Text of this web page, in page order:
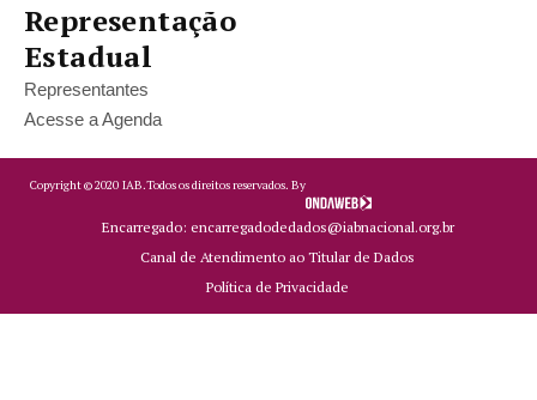
Representação
Estadual
Representantes
Acesse a Agenda
Copyright ©2020 IAB.Todos os direitos reservados. By
Encarregado: encarregadodedados@iabnacional.org.br
Canal de Atendimento ao Titular de Dados
Política de Privacidade